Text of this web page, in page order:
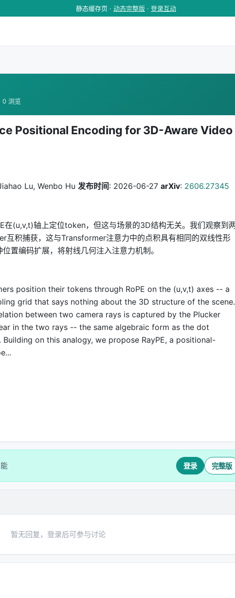
静态缓存页 · 动态完整版 · 登录互动
0 浏览
Positional Encoding for 3D-Aware Video
Lu, Wenbo Hu 发布时间: 2026-06-27 arXiv: 2606.27345
在(u,v,t)轴上定位token，但这与场景的3D结构无关。我们观察到
互积捕获，这与Transformer注意力中的点积具有相同的双线性形
置编码扩展，将射线几何注入注意力机制。
position their tokens through RoPE on the (u,v,t) axes -- a
grid that says nothing about the 3D structure of the scene.
between two camera rays is captured by the Plucker
in the two rays -- the same algebraic form as the dot
on this analogy, we propose RayPE, a positional-
登录 完整版
暂无回复，登录后可参与讨论